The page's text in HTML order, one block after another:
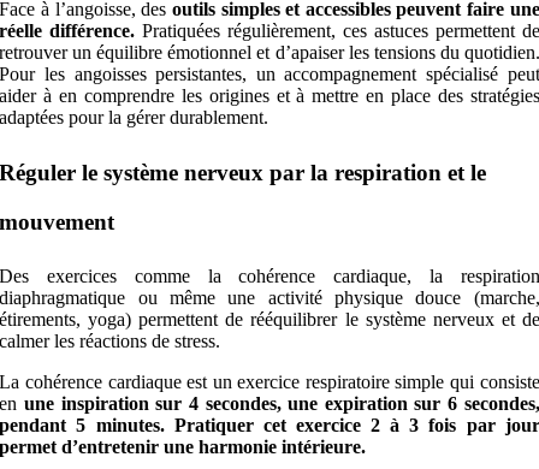
Face à l’angoisse, des outils simples et accessibles peuvent faire une
réelle différence. Pratiquées régulièrement, ces astuces permettent de
retrouver un équilibre émotionnel et d’apaiser les tensions du quotidien.
Pour les angoisses persistantes, un accompagnement spécialisé peut
aider à en comprendre les origines et à mettre en place des stratégies
adaptées pour la gérer durablement.
Réguler le système nerveux par la respiration et le
mouvement
Des exercices comme la cohérence cardiaque, la respiration
diaphragmatique ou même une activité physique douce (marche,
étirements, yoga) permettent de rééquilibrer le système nerveux et de
calmer les réactions de stress.
La cohérence cardiaque est un exercice respiratoire simple qui consiste
en une inspiration sur 4 secondes, une expiration sur 6 secondes,
pendant 5 minutes. Pratiquer cet exercice 2 à 3 fois par jour
permet d’entretenir une harmonie intérieure.